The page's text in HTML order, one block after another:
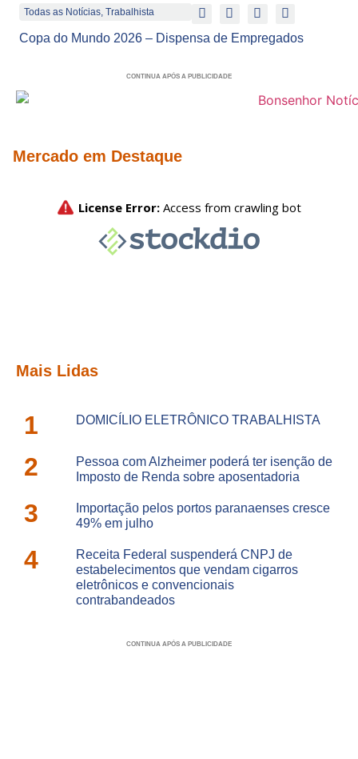
Todas as Notícias, Trabalhista
Copa do Mundo 2026 – Dispensa de Empregados
CONTINUA APÓS A PUBLICIDADE
Mercado em Destaque
Mais Lidas
1 DOMICÍLIO ELETRÔNICO TRABALHISTA
2
Pessoa com Alzheimer poderá ter isenção de
Imposto de Renda sobre aposentadoria
3
Importação pelos portos paranaenses cresce
49% em julho
4
Receita Federal suspenderá CNPJ de
estabelecimentos que vendam cigarros
eletrônicos e convencionais
contrabandeados
CONTINUA APÓS A PUBLICIDADE